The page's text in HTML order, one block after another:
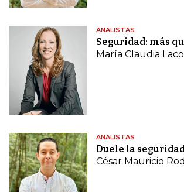
ANALISTAS
Seguridad: más
María Claudia
ANALISTAS
Duele la
César Mauricio